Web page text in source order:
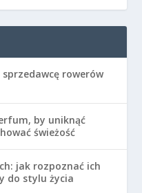
rowerów
by uniknąć
świeżość
jak rozpoznać ich
do stylu życia